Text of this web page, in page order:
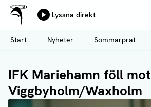
Hoppa
till
huvudinnehåll
Ålands Radio & TV
Lyssna direkt
Start
Nyheter Sommarprat
IFK Mariehamn föll mot
Viggbyholm/Waxholm